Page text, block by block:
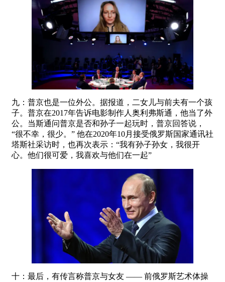
九：普京也是一位外公。据报道，二女儿与前夫有一个孩
子。普京在2017年告诉电影制作人奥利弗斯通，他当了外
公。当斯通问普京是否和孙子一起玩时，普京回答说，
“很不幸，很少。” 他在2020年10月接受俄罗斯国家通讯社
塔斯社采访时，也再次表示：“我有孙子孙女，我很开
心。他们很可爱，我喜欢与他们在一起”
十：最后，有传言称普京与女友 —— 前俄罗斯艺术体操